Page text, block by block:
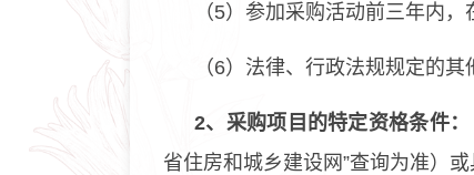
（5）参加采购活动前三年内
（6）法律、行政法规规定的其
2、采购项目的特定资格条件：
省住房和城乡建设网”查询为准）